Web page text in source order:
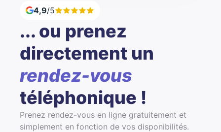
4,9/5
... ou prenez
directement un
rendez-vous
téléphonique !
Prenez rendez-vous en ligne gratuitement et
simplement en fonction de vos disponibilités.